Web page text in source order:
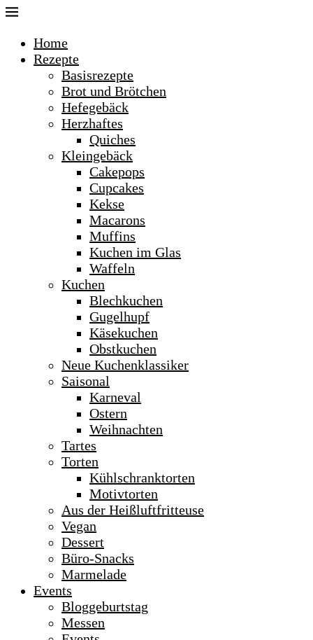
Home
Rezepte
Basisrezepte
Brot und Brötchen
Hefegebäck
Herzhaftes
Quiches
Kleingebäck
Cakepops
Cupcakes
Kekse
Macarons
Muffins
Kuchen im Glas
Waffeln
Kuchen
Blechkuchen
Gugelhupf
Käsekuchen
Obstkuchen
Neue Kuchenklassiker
Saisonal
Karneval
Ostern
Weihnachten
Tartes
Torten
Kühlschranktorten
Motivtorten
Aus der Heißluftfritteuse
Vegan
Dessert
Büro-Snacks
Marmelade
Events
Bloggeburtstag
Messen